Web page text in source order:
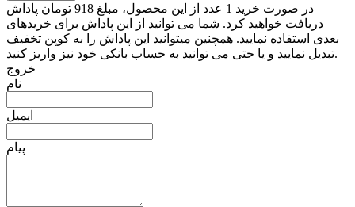
در صورت خرید 1 عدد از این محصول، مبلغ 918 تومان پاداش
دریافت خواهید کرد. شما می توانید از این پاداش برای خریدهای
بعدی استفاده نمایید. همچنین میتوانید این پاداش را به کوپن تخفیف
تبدیل نمایید و یا حتی می توانید به حساب بانکی خود نیز واریز کنید.
خروج
نام
ایمیل
پیام